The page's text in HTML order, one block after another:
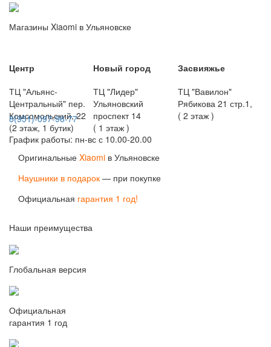
Магазины Xiaomi в Ульяновске
Центр
ТЦ "Альянс-
Центральный" пер.
Комсомольский, 22
(2 этаж, 1 бутик)
Новый город
ТЦ "Лидер"
Ульяновский
проспект 14
( 1 этаж )
Засвияжье
ТЦ "Вавилон"
Рябикова 21 стр.1,
( 2 этаж )
8(951)-097-96-77
График работы: пн-вс с 10.00-20.00
Оригинальные Xiaomi в Ульяновске
Наушники в подарок — при покупке
Официальная гарантия 1 год!
Наши преимущества
Глобальная версия
Официальная
гарантия 1 год